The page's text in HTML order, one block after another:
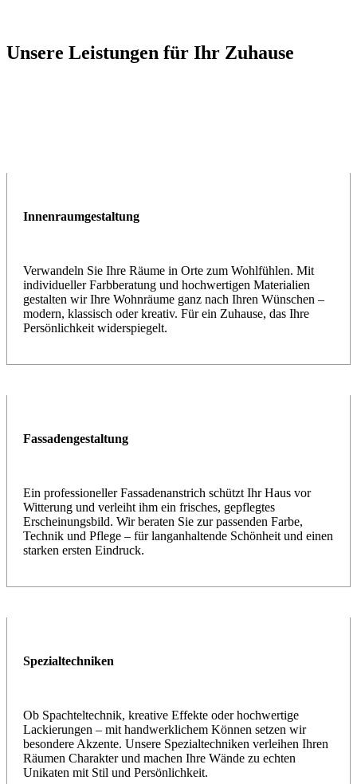
Unsere Leistungen für Ihr Zuhause
Innenraumgestaltung
Verwandeln Sie Ihre Räume in Orte zum Wohlfühlen. Mit
individueller Farbberatung und hochwertigen Materialien
gestalten wir Ihre Wohnräume ganz nach Ihren Wünschen –
modern, klassisch oder kreativ. Für ein Zuhause, das Ihre
Persönlichkeit widerspiegelt.
Fassadengestaltung
Ein professioneller Fassadenanstrich schützt Ihr Haus vor
Witterung und verleiht ihm ein frisches, gepflegtes
Erscheinungsbild. Wir beraten Sie zur passenden Farbe,
Technik und Pflege – für langanhaltende Schönheit und einen
starken ersten Eindruck.
Spezialtechniken
Ob Spachteltechnik, kreative Effekte oder hochwertige
Lackierungen – mit handwerklichem Können setzen wir
besondere Akzente. Unsere Spezialtechniken verleihen Ihren
Räumen Charakter und machen Ihre Wände zu echten
Unikaten mit Stil und Persönlichkeit.